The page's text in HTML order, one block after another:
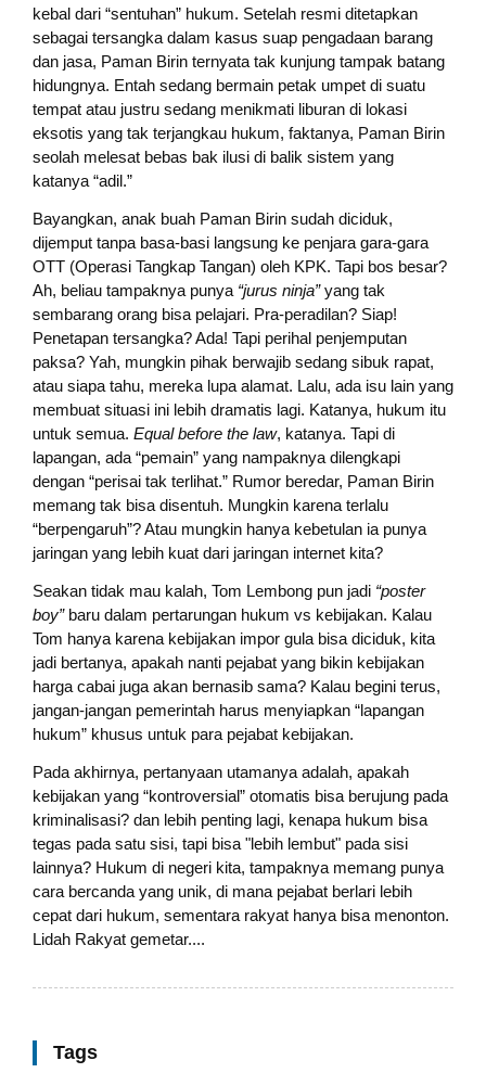
kebal dari “sentuhan” hukum. Setelah resmi ditetapkan
sebagai tersangka dalam kasus suap pengadaan barang
dan jasa, Paman Birin ternyata tak kunjung tampak batang
hidungnya. Entah sedang bermain petak umpet di suatu
tempat atau justru sedang menikmati liburan di lokasi
eksotis yang tak terjangkau hukum, faktanya, Paman Birin
seolah melesat bebas bak ilusi di balik sistem yang
katanya “adil.”
Bayangkan, anak buah Paman Birin sudah diciduk,
dijemput tanpa basa-basi langsung ke penjara gara-gara
OTT (Operasi Tangkap Tangan) oleh KPK. Tapi bos besar?
Ah, beliau tampaknya punya “jurus ninja”yang tak
sembarang orang bisa pelajari. Pra-peradilan? Siap!
Penetapan tersangka? Ada! Tapi perihal penjemputan
paksa? Yah, mungkin pihak berwajib sedang sibuk rapat,
atau siapa tahu, mereka lupa alamat. Lalu, ada isu lain yang
membuat situasi ini lebih dramatis lagi. Katanya, hukum itu
untuk semua. Equal before the law, katanya. Tapi di
lapangan, ada “pemain” yang nampaknya dilengkapi
dengan “perisai tak terlihat.” Rumor beredar, Paman Birin
memang tak bisa disentuh. Mungkin karena terlalu
“berpengaruh”? Atau mungkin hanya kebetulan ia punya
jaringan yang lebih kuat dari jaringan internet kita?
Seakan tidak mau kalah, Tom Lembong pun jadi “poster
boy”baru dalam pertarungan hukum vs kebijakan. Kalau
Tom hanya karena kebijakan impor gula bisa diciduk, kita
jadi bertanya, apakah nanti pejabat yang bikin kebijakan
harga cabai juga akan bernasib sama? Kalau begini terus,
jangan-jangan pemerintah harus menyiapkan “lapangan
hukum” khusus untuk para pejabat kebijakan.
Pada akhirnya, pertanyaan utamanya adalah, apakah
kebijakan yang “kontroversial” otomatis bisa berujung pada
kriminalisasi? dan lebih penting lagi, kenapa hukum bisa
tegas pada satu sisi, tapi bisa "lebih lembut" pada sisi
lainnya? Hukum di negeri kita, tampaknya memang punya
cara bercanda yang unik, di mana pejabat berlari lebih
cepat dari hukum, sementara rakyat hanya bisa menonton.
Lidah Rakyat gemetar....
Tags